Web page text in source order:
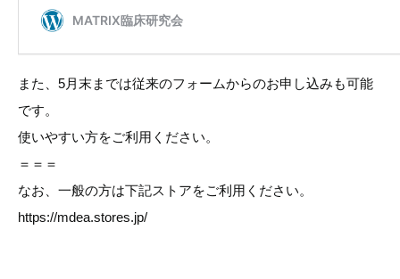
また、5月末までは従来のフォームからのお申し込みも可能
です。
使いやすい方をご利用ください。
＝＝＝
なお、一般の方は下記ストアをご利用ください。
https://mdea.stores.jp/